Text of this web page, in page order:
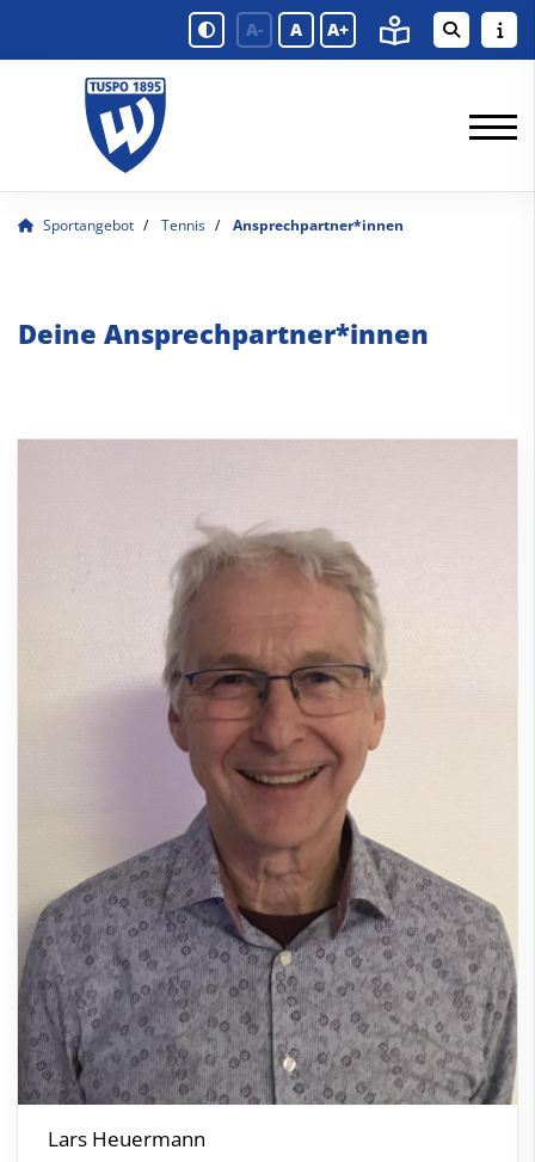
A- A A+
Sportangebot Tennis Ansprechpartner*innen
Deine Ansprechpartner*innen
Lars Heuermann